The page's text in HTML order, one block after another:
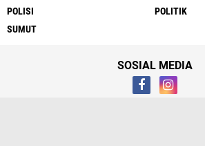
POLISI
POLITIK
SUMUT
SOSIAL MEDIA